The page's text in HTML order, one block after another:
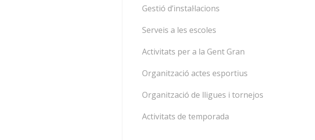
Gestió d’instal·lacions
Serveis a les escoles
Activitats per a la Gent Gran
Organització actes esportius
Organització de lligues i tornejos
Activitats de temporada